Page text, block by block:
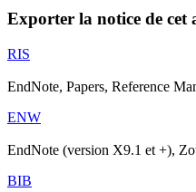
Exporter la notice de cet
RIS
EndNote, Papers, Reference
ENW
EndNote (version X9.1 et +),
BIB